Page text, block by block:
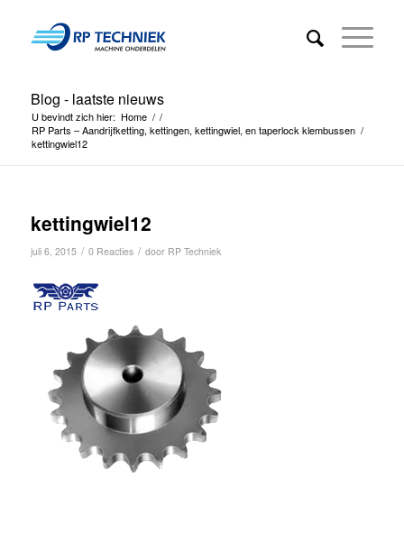
Blog - laatste nieuws
U bevindt zich hier: Home / /
RP Parts – Aandrijfketting, kettingen, kettingwiel, en taperlock klembussen /
kettingwiel12
kettingwiel12
juli 6, 2015 / 0 Reacties / door RP Techniek